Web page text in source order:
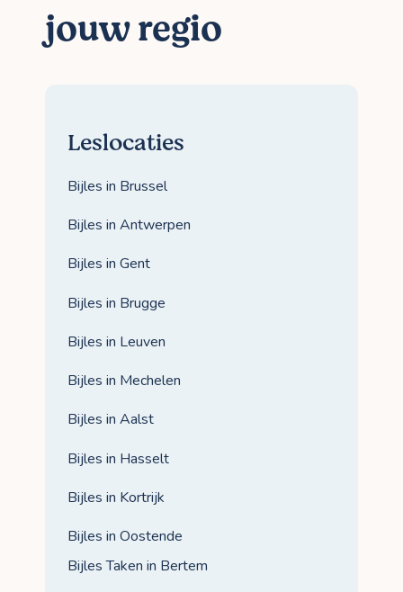
jouw regio
Leslocaties
Bijles in Brussel
Bijles in Antwerpen
Bijles in Gent
Bijles in Brugge
Bijles in Leuven
Bijles in Mechelen
Bijles in Aalst
Bijles in Hasselt
Bijles in Kortrijk
Bijles in Oostende
Bijles Taken in Bertem